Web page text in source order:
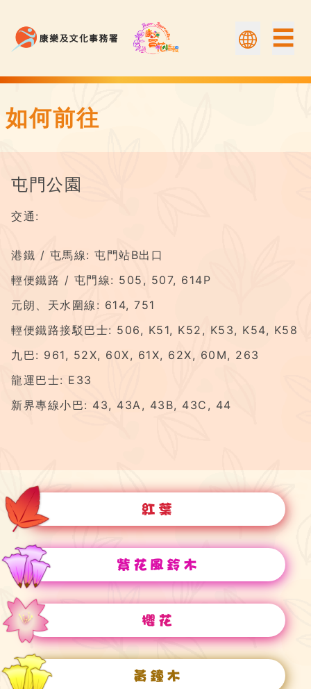
☰
如何前往
屯門公園
交通:
港鐵 / 屯馬線: 屯門站B出口
輕便鐵路 / 屯門線: 505, 507, 614P
元朗、天水圍線: 614, 751
輕便鐵路接駁巴士: 506, K51, K52, K53, K54, K58
九巴: 961, 52X, 60X, 61X, 62X, 60M, 263
龍運巴士: E33
新界專線小巴: 43, 43A, 43B, 43C, 44
紅葉
紫花風鈴木
櫻花
黃鐘木